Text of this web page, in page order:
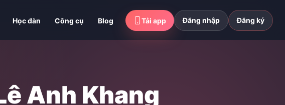
Học đàn Công cụ Blog Tải app Đăng nhập Đăng ký
Anh Khang